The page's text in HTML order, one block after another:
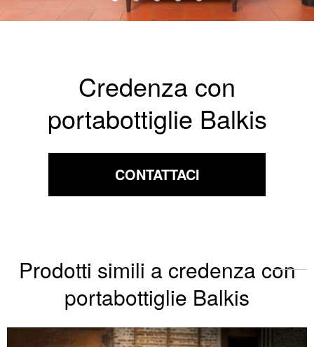
Credenza con
portabottiglie Balkis
CONTATTACI
Prodotti simili a credenza con
portabottiglie Balkis